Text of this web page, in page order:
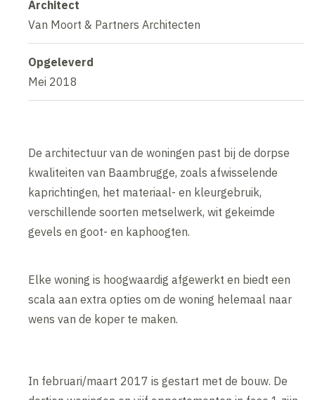
Architect
Van Moort & Partners Architecten
Opgeleverd
Mei 2018
De architectuur van de woningen past bij de dorpse
kwaliteiten van Baambrugge, zoals afwisselende
kaprichtingen, het materiaal- en kleurgebruik,
verschillende soorten metselwerk, wit gekeimde
gevels en goot- en kaphoogten.
Elke woning is hoogwaardig afgewerkt en biedt een
scala aan extra opties om de woning helemaal naar
wens van de koper te maken.
In februari/maart 2017 is gestart met de bouw. De